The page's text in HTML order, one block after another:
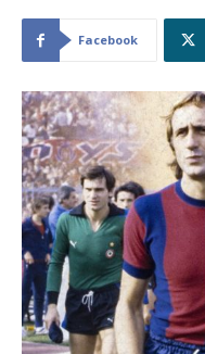
Facebook